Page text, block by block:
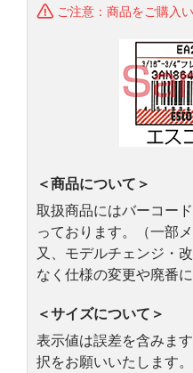
ご注意：商品をご購入
＜商品について＞
取扱商品にはバーコー
っております。（一部
又、モデルチェンジ・
なく仕様の変更や廃番
＜サイズについて＞
表示値は誤差を含みま
択をお願いいたします。